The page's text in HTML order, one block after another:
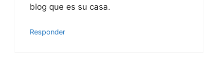
blog que es su casa.
Responder